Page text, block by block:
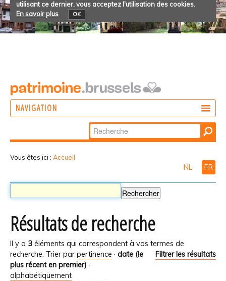
utilisant ce dernier, vous acceptez l'utilisation des cookies.
En savoir plus
OK
NAVIGATION
Chercher par
Recherche
Vous êtes ici : Accueil
NL FR
Résultats de recherche
Il y a 3 éléments qui correspondent à vos termes de
recherche.
Filtrer les résultats
Trier par pertinence · date (le
plus récent en premier) ·
alphabétiquement